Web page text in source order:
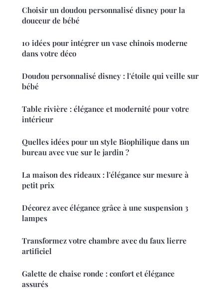
Choisir un doudou personnalisé disney pour la
douceur de bébé
10 idées pour intégrer un vase chinois moderne
dans votre déco
Doudou personnalisé disney : l'étoile qui veille sur
bébé
Table rivière : élégance et modernité pour votre
intérieur
Quelles idées pour un style Biophilique dans un
bureau avec vue sur le jardin ?
La maison des rideaux : l'élégance sur mesure à
petit prix
Décorez avec élégance grâce à une suspension 3
lampes
Transformez votre chambre avec du faux lierre
artificiel
Galette de chaise ronde : confort et élégance
assurés